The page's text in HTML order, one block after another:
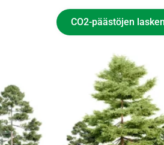
CO2-päästöjen